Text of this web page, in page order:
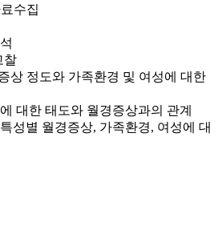
수집
찰
상 정도와 가족환경 및 여성에 대한
대한 태도와 월경증상과의 관계
성별 월경증상, 가족환경, 여성에 대